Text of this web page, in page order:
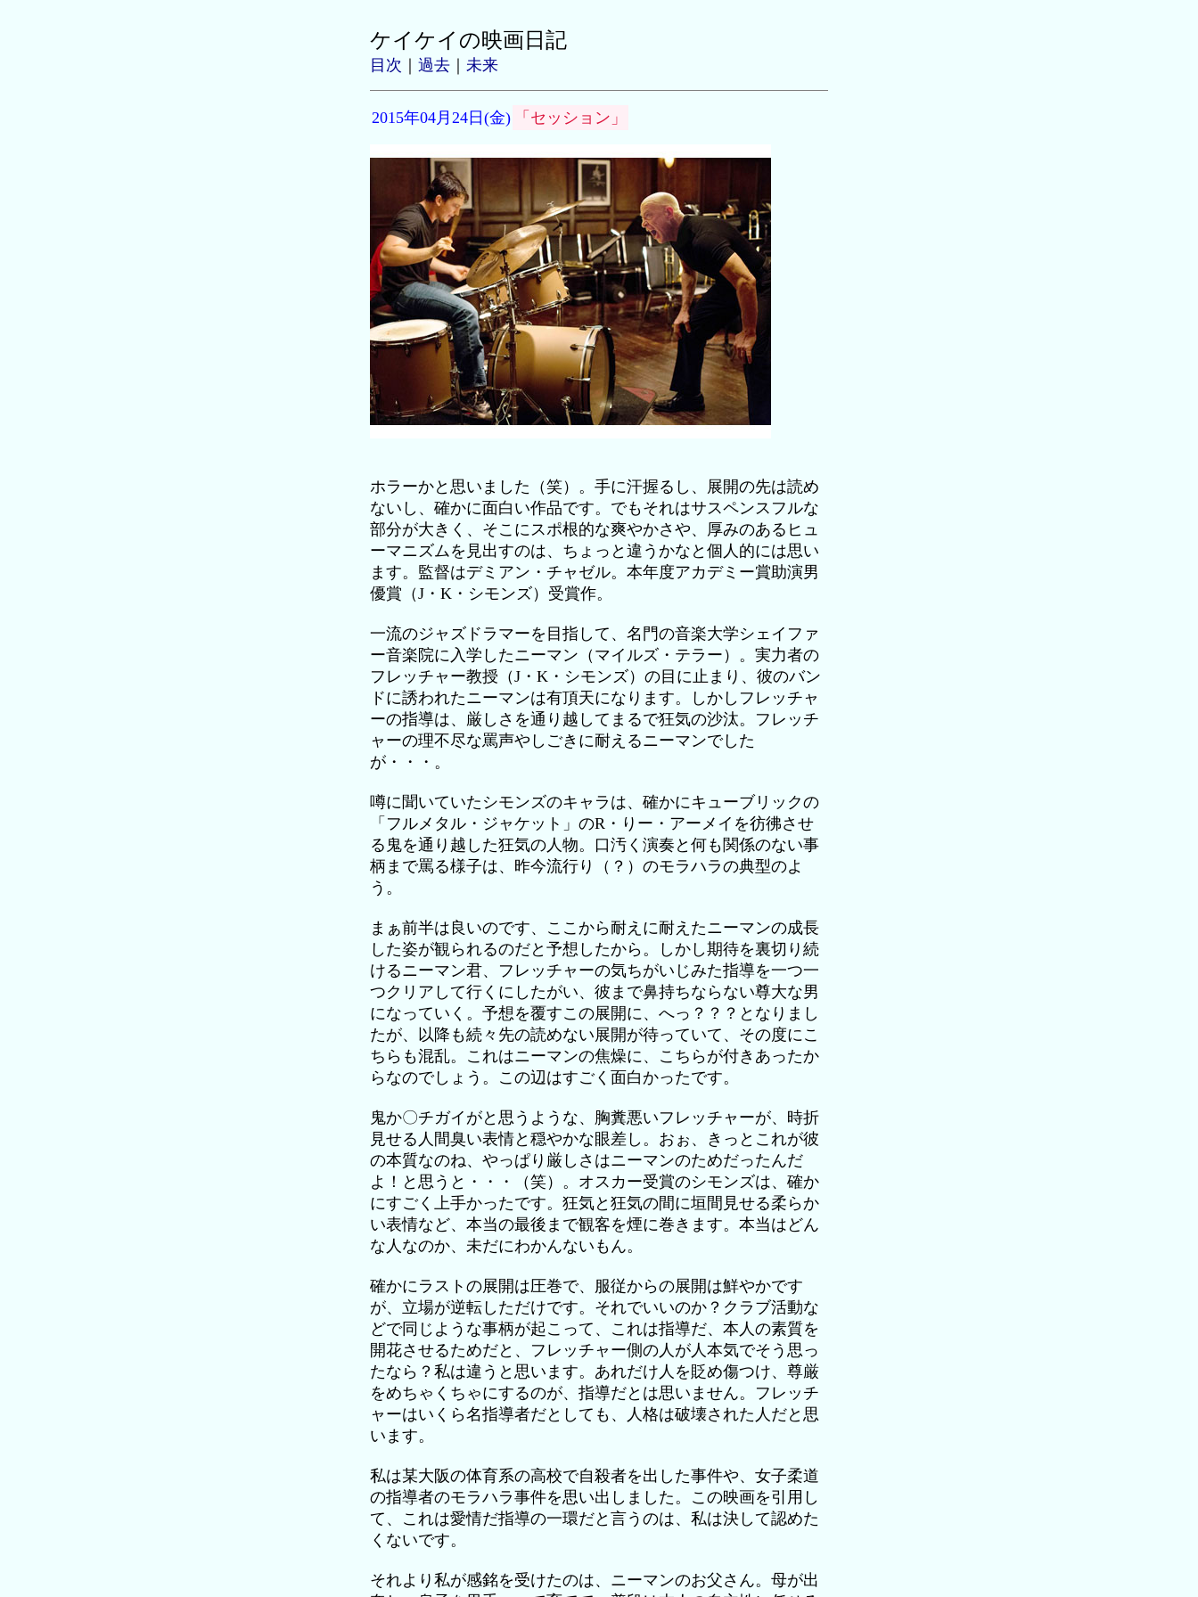
ケイケイの映画日記
目次 過去 未来
2015年04月24日(金) 「セッション」
ホラーかと思いました（笑）。手に汗握るし、展開の先は読め
ないし、確かに面白い作品です。でもそれはサスペンスフルな
部分が大きく、そこにスポ根的な爽やかさや、厚みのあるヒュ
ーマニズムを見出すのは、ちょっと違うかなと個人的には思い
ます。監督はデミアン・チャゼル。本年度アカデミー賞助演男
優賞（J・K・シモンズ）受賞作。
一流のジャズドラマーを目指して、名門の音楽大学シェイファ
ー音楽院に入学したニーマン（マイルズ・テラー）。実力者の
フレッチャー教授（J・K・シモンズ）の目に止まり、彼のバン
ドに誘われたニーマンは有頂天になります。しかしフレッチャ
ーの指導は、厳しさを通り越してまるで狂気の沙汰。フレッチ
ャーの理不尽な罵声やしごきに耐えるニーマンでした
が・・・。
噂に聞いていたシモンズのキャラは、確かにキューブリックの
「フルメタル・ジャケット」のR・りー・アーメイを彷彿させ
る鬼を通り越した狂気の人物。口汚く演奏と何も関係のない事
柄まで罵る様子は、昨今流行り（？）のモラハラの典型のよ
う。
まぁ前半は良いのです、ここから耐えに耐えたニーマンの成長
した姿が観られるのだと予想したから。しかし期待を裏切り続
けるニーマン君、フレッチャーの気ちがいじみた指導を一つ一
つクリアして行くにしたがい、彼まで鼻持ちならない尊大な男
になっていく。予想を覆すこの展開に、へっ？？？となりまし
たが、以降も続々先の読めない展開が待っていて、その度にこ
ちらも混乱。これはニーマンの焦燥に、こちらが付きあったか
らなのでしょう。この辺はすごく面白かったです。
鬼か〇チガイがと思うような、胸糞悪いフレッチャーが、時折
見せる人間臭い表情と穏やかな眼差し。おぉ、きっとこれが彼
の本質なのね、やっぱり厳しさはニーマンのためだったんだ
よ！と思うと・・・（笑）。オスカー受賞のシモンズは、確か
にすごく上手かったです。狂気と狂気の間に垣間見せる柔らか
い表情など、本当の最後まで観客を煙に巻きます。本当はどん
な人なのか、未だにわかんないもん。
確かにラストの展開は圧巻で、服従からの展開は鮮やかです
が、立場が逆転しただけです。それでいいのか？クラブ活動な
どで同じような事柄が起こって、これは指導だ、本人の素質を
開花させるためだと、フレッチャー側の人が人本気でそう思っ
たなら？私は違うと思います。あれだけ人を貶め傷つけ、尊厳
をめちゃくちゃにするのが、指導だとは思いません。フレッチ
ャーはいくら名指導者だとしても、人格は破壊された人だと思
います。
私は某大阪の体育系の高校で自殺者を出した事件や、女子柔道
の指導者のモラハラ事件を思い出しました。この映画を引用し
て、これは愛情だ指導の一環だと言うのは、私は決して認めた
くないです。
それより私が感銘を受けたのは、ニーマンのお父さん。母が出